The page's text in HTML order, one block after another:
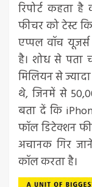
रिपोर्ट कहता
फीचर को टेस्ट
एप्पल वॉच
है। शोध से पता
मिलियन से
थे, जिनमें से
बता दें कि
फॉल डिटेक्शन
अचानक गिर
कॉल करता है।